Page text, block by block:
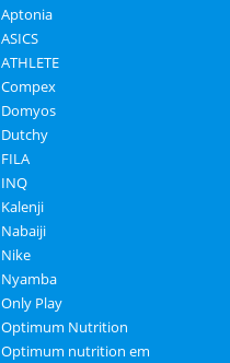
Aptonia
ASICS
ATHLETE
Compex
Domyos
Dutchy
FILA
INQ
Kalenji
Nabaiji
Nike
Nyamba
Only Play
Optimum Nutrition
Optimum nutrition em